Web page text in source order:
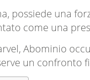
possiede una
come una
Abominio
un confronto